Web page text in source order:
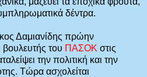
δέντρα.
Δαμιανίδης πρώην
του ΠΑΣΟΚ στις
την πολιτική και την
Τώρα ασχολείται